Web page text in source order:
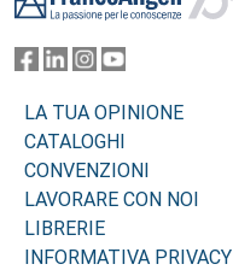
LA TUA OPINIONE
CATALOGHI
CONVENZIONI
LAVORARE CON NOI
LIBRERIE
INFORMATIVA PRIVACY